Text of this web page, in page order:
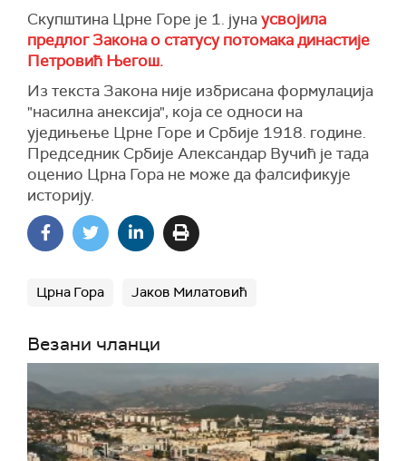
Скупштина Црне Горе је 1. јунаусвојила
предлог Закона о статусу потомака династије
Петровић Његош.
Из текста Закона није избрисана формулација
"насилна анексија", која се односи на
уједињење Црне Горе и Србије 1918. године.
Председник Србије Александар Вучић је тада
оценио Црна Гора не може да фалсификује
историју.
Црна Гора Јаков Милатовић
Везани чланци